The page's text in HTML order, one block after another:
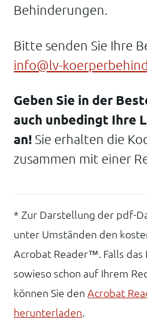
Behinderungen.
Bitte senden Sie Ihre
info@lv-
Geben Sie in der
auch unbedingt Ihre
an! Sie erhalten die
zusammen mit einer
* Zur Darstellung der pdf-
unter Umständen den
Acrobat Reader™. Falls das
sowieso schon auf Ihrem
können Sie denAcrobat
herunterladen.